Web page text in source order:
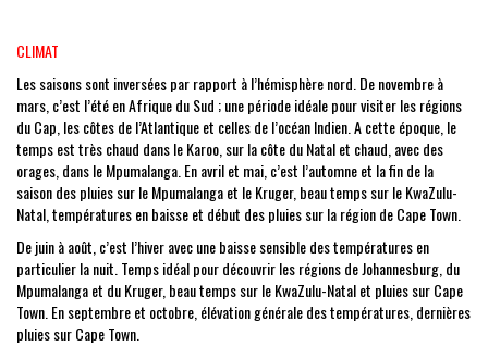
CLIMAT
Les saisons sont inversées par rapport à l’hémisphère nord. De novembre à
mars, c’est l’été en Afrique du Sud ; une période idéale pour visiter les régions
du Cap, les côtes de l’Atlantique et celles de l’océan Indien. A cette époque, le
temps est très chaud dans le Karoo, sur la côte du Natal et chaud, avec des
orages, dans le Mpumalanga. En avril et mai, c’est l’automne et la fin de la
saison des pluies sur le Mpumalanga et le Kruger, beau temps sur le KwaZulu-
Natal, températures en baisse et début des pluies sur la région de Cape Town.
De juin à août, c’est l’hiver avec une baisse sensible des températures en
particulier la nuit. Temps idéal pour découvrir les régions de Johannesburg, du
Mpumalanga et du Kruger, beau temps sur le KwaZulu-Natal et pluies sur Cape
Town. En septembre et octobre, élévation générale des températures, dernières
pluies sur Cape Town.